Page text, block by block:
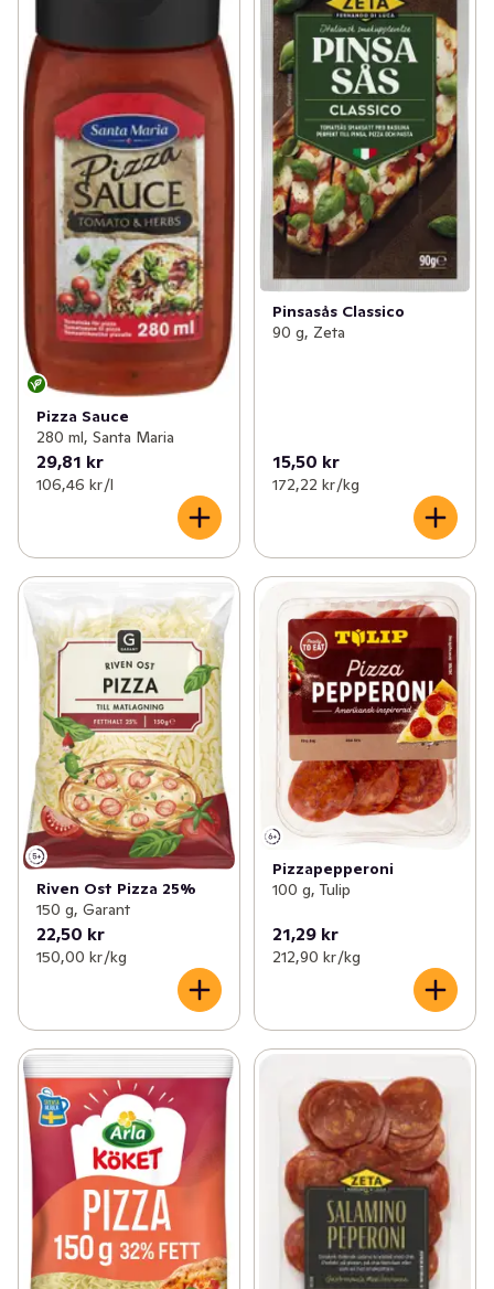
Pizza Sauce
280 ml, Santa Maria
29,81 kr
106,46 kr /l
Pinsasås Classico
90 g, Zeta
15,50 kr
172,22 kr /kg
Riven Ost Pizza 25%
150 g, Garant
22,50 kr
150,00 kr /kg
Pizzapepperoni
100 g, Tulip
21,29 kr
212,90 kr /kg